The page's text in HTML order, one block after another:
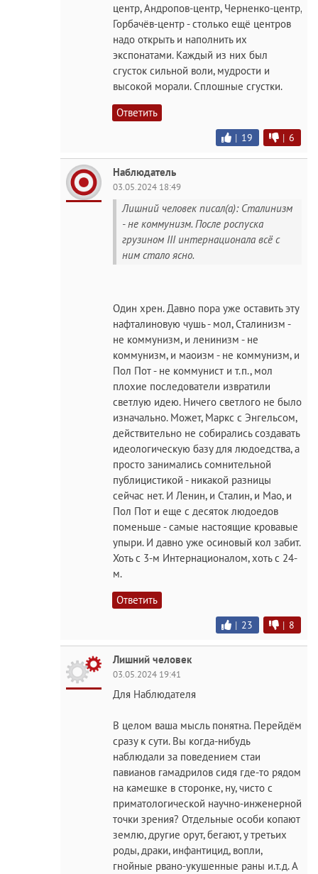
центр, Андропов-центр, Черненко-центр,
Горбачёв-центр - столько ещё центров
надо открыть и наполнить их
экспонатами. Каждый из них был
сгусток сильной воли, мудрости и
высокой морали. Сплошные сгустки.
Ответить
| 19 | 6
Наблюдатель
03.05.2024 18:49
Лишний человек писал(а): Сталинизм
- не коммунизм. После роспуска
грузином III интернационала всё с
ним стало ясно.
Один хрен. Давно пора уже оставить эту
нафталиновую чушь - мол, Сталинизм -
не коммунизм, и ленинизм - не
коммунизм, и маоизм - не коммунизм, и
Пол Пот - не коммунист и т.п., мол
плохие последователи извратили
светлую идею. Ничего светлого не было
изначально. Может, Маркс с Энгельсом,
действительно не собирались создавать
идеологическую базу для людоедства, а
просто занимались сомнительной
публицистикой - никакой разницы
сейчас нет. И Ленин, и Сталин, и Мао, и
Пол Пот и еще с десяток людоедов
поменьше - самые настоящие кровавые
упыри. И давно уже осиновый кол забит.
Хоть с 3-м Интернационалом, хоть с 24-
м.
Ответить
| 23 | 8
Лишний человек
03.05.2024 19:41
Для Наблюдателя
В целом ваша мысль понятна. Перейдём
сразу к сути. Вы когда-нибудь
наблюдали за поведением стаи
павианов гамадрилов сидя где-то рядом
на камешке в сторонке, ну, чисто с
приматологической научно-инженерной
точки зрения? Отдельные особи копают
землю, другие орут, бегают, у третьих
роды, драки, инфантицид, вопли,
гнойные рвано-укушенные раны и.т.д. А